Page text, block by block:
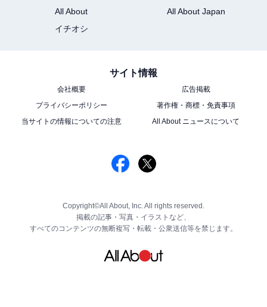
All About
All About Japan
イチオシ
サイト情報
会社概要
広告掲載
プライバシーポリシー
著作権・商標・免責事項
当サイトの情報についての注意
All About ニュースについて
Copyright©All About, Inc. All rights reserved.
掲載の記事・写真・イラストなど、
すべてのコンテンツの無断複写・転載・公衆送信等を禁じます。